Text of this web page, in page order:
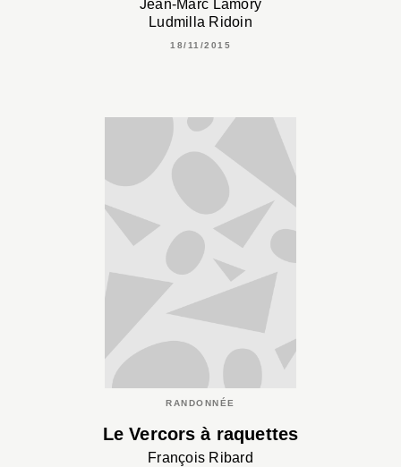
Jean-Marc Lamory
Ludmilla Ridoin
18/11/2015
RANDONNÉE
Le Vercors à raquettes
François Ribard